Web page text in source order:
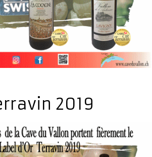
2019